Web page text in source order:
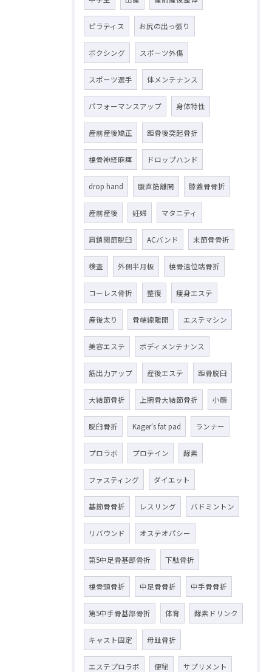
ピラティス お尻の出っ張り
ボクシング スポーツ外傷
スポーツ選手 体メンテナンス
パフォーマンスアップ 身体特性
産前産後矯正 距骨後突起骨折
橈骨神経麻痺 ドロップハンド
drop hand 腹直筋離開 膝蓋骨骨折
産前産後 妊婦 マタニティ
肩鎖関節脱臼 ACバンド 末節骨骨折
検査 外側半月板 橈骨遠位端骨折
コーレス骨折 整復 痩身エステ
産後太り 骨端線離開 エステマシン
美容エステ ボディメンテナンス
筋出力アップ 産後エステ 距骨脱臼
大結節骨折 上腕骨大結節骨折 小顔
脱臼骨折 Kager‘s fat pad ランナー
プロラボ プロテイン 酵素
ファスティング ダイエット
基節骨骨折 レスリング バドミントン
リバウンド オステオパシー
第5中足骨基部骨折 下駄骨折
橈骨頭骨折 中足骨骨折 中手骨骨折
第5中手骨基部骨折 体育 酵素ドリンク
キャスト固定 母趾骨折
エステプロラボ 便秘 サプリメント